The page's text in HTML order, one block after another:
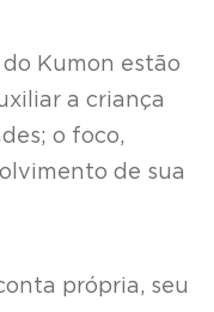
Kumon estão
a criança
o foco,
de sua
própria, seu